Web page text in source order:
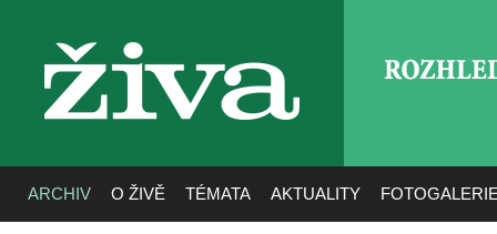
živa
ARCHIV O ŽIVĚ TÉMATA AKTUALITY